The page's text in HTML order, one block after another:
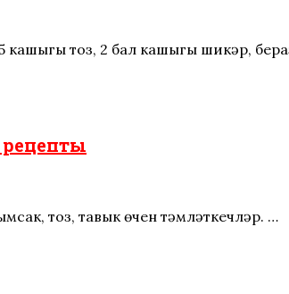
тоз, 2 бал кашыгы шикәр,
тоз, тавык өчен тәмләткечләр. …